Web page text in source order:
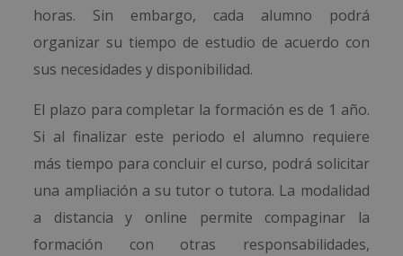
horas. Sin embargo, cada alumno podrá
organizar su tiempo de estudio de acuerdo con
sus necesidades y disponibilidad.
El plazo para completar la formación es de 1 año.
Si al finalizar este periodo el alumno requiere
más tiempo para concluir el curso, podrá solicitar
una ampliación a su tutor o tutora. La modalidad
a distancia y online permite compaginar la
formación con otras responsabilidades,